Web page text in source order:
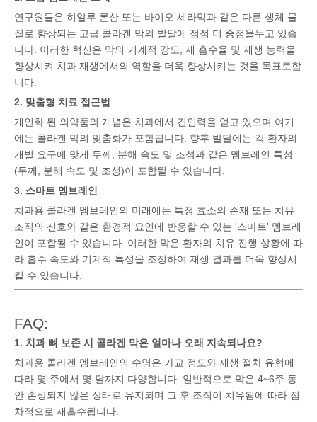
연구원들은 히알루 론산 또는 바이오 세라믹과 같은 다른 생체 물
질로 향상되는 고급 콜라겐 막의 발달에 점점 더 중점을두고 있습
니다. 이러한 혁신은 막의 기계적 강도, 재 흡수율 및 재생 능력을
향상시켜 치과 재생에서의 역할을 더욱 향상시키는 것을 목표로합
니다.
2. 맞춤형 치료 접근법
개인화 된 의약품의 개념은 치과에서 견인력을 얻고 있으며 여기
에는 콜라겐 막의 맞춤화가 포함됩니다. 향후 발달에는 각 환자의
개별 요구에 맞게 두께, 분해 속도 및 조성과 같은 멤브레인 특성
(두께, 분해 속도 및 조성)이 포함될 수 있습니다.
3. 스마트 멤브레인
치과용 콜라겐 멤브레인의 미래에는 특정 효소의 존재 또는 치유
조직의 신호와 같은 환경적 요인에 반응할 수 있는 '스마트' 멤브레
인이 포함될 수 있습니다. 이러한 막은 환자의 치유 진행 상황에 따
라 흡수 속도와 기계적 특성을 조정하여 재생 결과를 더욱 향상시
킬 수 있습니다.
FAQ:
1. 치과 뼈 보존 시 콜라겐 막은 얼마나 오래 지속되나요?
치과용 콜라겐 멤브레인의 수명은 가교 정도와 재생 절차 유형에
따라 몇 주에서 몇 달까지 다양합니다. 일반적으로 막은 4~6주 동
안 손상되지 않은 상태로 유지되며 그 후 조직이 치유됨에 따라 점
차적으로 재흡수됩니다.